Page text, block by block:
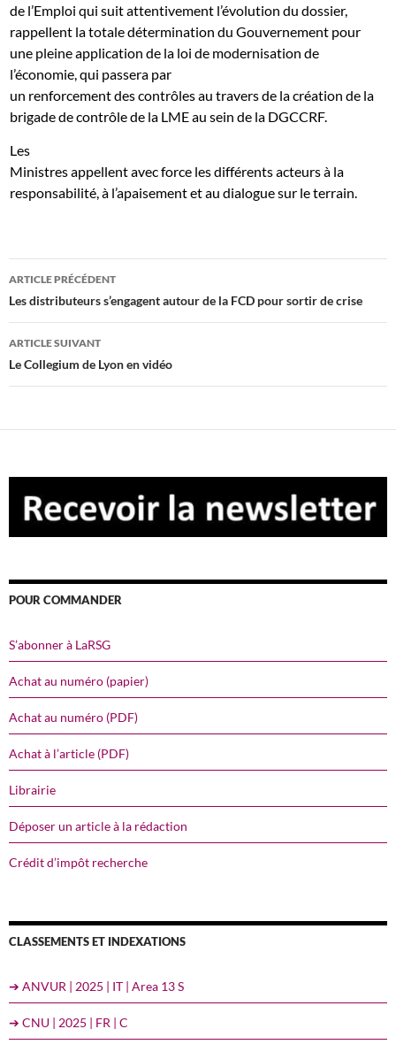
de l’Emploi qui suit attentivement l’évolution du dossier,
rappellent la totale détermination du Gouvernement pour
une pleine application de la loi de modernisation de
l’économie, qui passera par
un renforcement des contrôles au travers de la création de la
brigade de contrôle de la LME au sein de la DGCCRF.
Les
Ministres appellent avec force les différents acteurs à la
responsabilité, à l’apaisement et au dialogue sur le terrain.
Navigation
des
articles
ARTICLE PRÉCÉDENT
Les distributeurs s’engagent autour de la FCD pour sortir de crise
ARTICLE SUIVANT
Le Collegium de Lyon en vidéo
POUR COMMANDER
S’abonner à LaRSG
Achat au numéro (papier)
Achat au numéro (PDF)
Achat à l’article (PDF)
Librairie
Déposer un article à la rédaction
Crédit d’impôt recherche
CLASSEMENTS ET INDEXATIONS
➔ ANVUR | 2025 | IT | Area 13 S
➔ CNU | 2025 | FR | C